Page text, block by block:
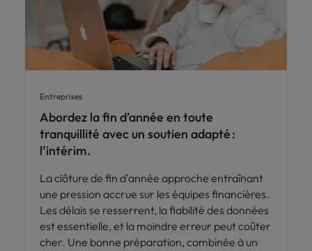
Entreprises
Abordez la fin d’année en toute
tranquillité avec un soutien adapté :
l’intérim.
La clôture de fin d’année approche entraînant
une pression accrue sur les équipes financières.
Les délais se resserrent, la fiabilité des données
est essentielle, et la moindre erreur peut coûter
cher. Une bonne préparation, combinée à un